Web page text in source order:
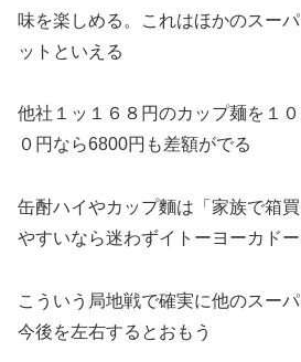
味を楽しめる。これはほかのスー
ットといえる
他社１ッ１６８円のカップ麺を１
０円なら6800円も差額がでる
缶酎ハイやカップ麵は「家族で箱
やすいなら迷わずイトーヨーカドー
こういう局地戦で確実に他のスー
今後を左右するとおもう